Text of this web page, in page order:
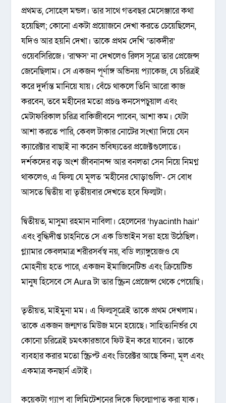
প্রথমত, সোহেল মন্ডল। তার সাথে গতবছর মেসেঞ্জারে কথা
হয়েছিল; কোনো একটা প্রয়োজনে দেখা করতে চেয়েছিলেন,
যদিও আর হয়নি দেখা। তাকে প্রথম দেখি ‘তাকদীর’
ওয়েবসিরিজে। ‘রাক্ষস’ না দেখলেও রিলস সূত্রে তার প্রেজেন্স
জেনেছিলাম। সে একজন পূর্ণাঙ্গ অভিনয় প্যাকেজ, যে চরিত্রই
করে দুর্দান্ত মানিয়ে যায়। বেঁচে থাকলে তিনি আরো কাজ
করবেন, তবে মহীনের মতো প্রচণ্ড কনসেপচুয়াল এবং
মেটাফরিকাল চরিত্র বাকিজীবনে পাবেন, আশা কম। যেটা
আশা করতে পারি, কেবল টাকার নোটের সংখ্যা দিয়ে যেন
ক্যারেক্টার বাছাই না করেন ভবিষ্যতের প্রজেক্টগুলোতে।
দর্শকদের বড় অংশ জীবনানন্দ আর বনলতা সেন নিয়ে নিমগ্ন
থাকলেও, এ ফিল্ম যে মূলত ‘মহীনের ঘোড়াগুলি’- সে বোধ
আসতে দ্বিতীয় বা তৃতীয়বার দেখতে হবে ফিল্মটা।
দ্বিতীয়ত, মাসুমা রহমান নাবিলা। হেলেনের ‘hyacinth hair’
এবং বুদ্ধিদীপ্ত চাহনিতে সে এক ডিভাইন সত্তা হয়ে উঠেছিল।
গ্ল্যামার কেবলমাত্র শরীরসর্বস্ব নয়, বডি ল্যাঙ্গুয়েজও যে
মোহনীয় হতে পারে, একজন ইমাজিনেটিভ এবং ক্রিয়েটিভ
মানুষ হিসেবে সে Aura টা তার স্ক্রিন প্রেজেন্স থেকে পেয়েছি।
তৃতীয়ত, মাইমুনা মম। এ ফিল্মসূত্রেই তাকে প্রথম দেখলাম।
তাকে একজন জন্মগত মিউজ মনে হয়েছে। সাহিত্যনির্ভর যে
কোনো চরিত্রেই চমৎকারভাবে ফিট ইন করে যাবেন। তাকে
ব্যবহার করার মতো স্ক্রিপ্ট এবং ডিরেক্টর আছে কিনা, মূল এবং
একমাত্র কনছার্ন এটাই।
কয়েকটা গ্যাপ বা লিমিটেশনের দিকে ফিল্মোপাত করা যাক।